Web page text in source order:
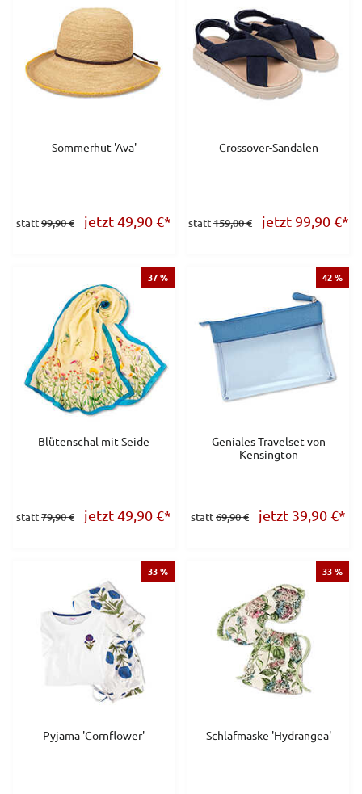
Sommerhut 'Ava'
statt99,90 € jetzt 49,90€*
Crossover-Sandalen
statt159,00 € jetzt 99,90€*
37 %
Blütenschal mit Seide
statt79,90 € jetzt 49,90€*
42 %
Geniales Travelset von
Kensington
statt69,90 € jetzt 39,90€*
33 %
Pyjama 'Cornflower'
33 %
Schlafmaske 'Hydrangea'